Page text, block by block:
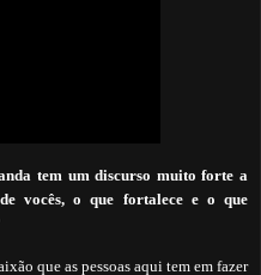
tem um discurso muito forte a
vocês, o que fortalece e o que
que as pessoas aqui tem em fazer